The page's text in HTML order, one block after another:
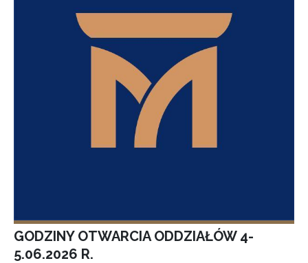
GODZINY OTWARCIA ODDZIAŁÓW 4-
5.06.2026 R.